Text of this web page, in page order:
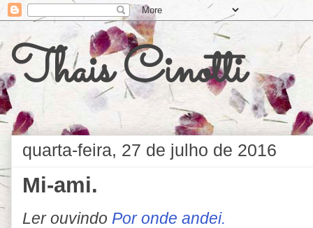
Thais Cinotti
quarta-feira, 27 de julho de 2016
Mi-ami.
Ler ouvindo Por onde andei.